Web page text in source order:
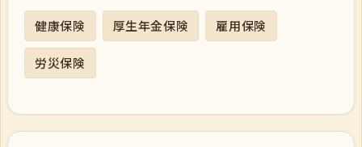
健康保険 厚生年金保険 雇用保険
労災保険